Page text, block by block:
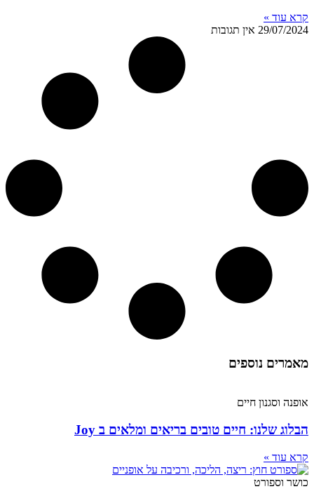
קרא עוד »
29/07/2024 אין תגובות
מאמרים נוספים
אופנה וסגנון חיים
הבלוג שלנו: חיים טובים בריאים ומלאים ב Joy
קרא עוד »
כושר וספורט